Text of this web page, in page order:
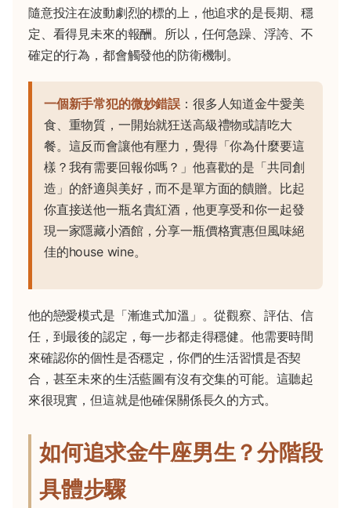
隨意投注在波動劇烈的標的上，他追求的是長期、穩
定、看得見未來的報酬。所以，任何急躁、浮誇、不
確定的行為，都會觸發他的防衛機制。
一個新手常犯的微妙錯誤 ：很多人知道金牛愛美
食、重物質，一開始就狂送高級禮物或請吃大
餐。這反而會讓他有壓力，覺得「你為什麼要這
樣？我有需要回報你嗎？」他喜歡的是「共同創
造」的舒適與美好，而不是單方面的饋贈。比起
你直接送他一瓶名貴紅酒，他更享受和你一起發
現一家隱藏小酒館，分享一瓶價格實惠但風味絕
佳的house wine。
他的戀愛模式是「漸進式加溫」。從觀察、評估、信
任，到最後的認定，每一步都走得穩健。他需要時間
來確認你的個性是否穩定，你們的生活習慣是否契
合，甚至未來的生活藍圖有沒有交集的可能。這聽起
來很現實，但這就是他確保關係長久的方式。
如何追求金牛座男生？分階段
具體步驟